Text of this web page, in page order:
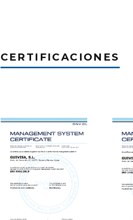
CERTIFICACIONES